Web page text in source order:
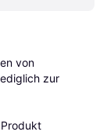
von
zur